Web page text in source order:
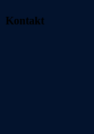
Kontakt